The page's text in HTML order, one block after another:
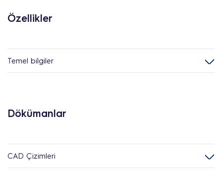
Özellikler
Temel bilgiler
Dökümanlar
CAD Çizimleri